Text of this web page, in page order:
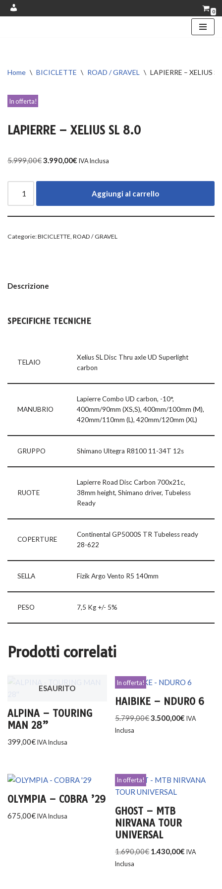
Account 0
Home \ BICICLETTE \ ROAD / GRAVEL \ LAPIERRE – XELIUS
In offerta!
LAPIERRE – XELIUS SL 8.0
5.999,00€3.990,00€ IVA Inclusa
Aggiungi al carrello
Categorie:BICICLETTE, ROAD / GRAVEL
Descrizione
SPECIFICHE TECNICHE
TELAIO
Xelius SL Disc Thru axle UD Superlight
carbon
MANUBRIO
Lapierre Combo UD carbon, -10°,
400mm/90mm (XS,S), 400mm/100mm (M),
420mm/110mm (L), 420mm/120mm (XL)
GRUPPO Shimano Ultegra R8100 11-34T 12s
RUOTE
Lapierre Road Disc Carbon 700x21c,
38mm height, Shimano driver, Tubeless
Ready
COPERTURE
Continental GP5000S TR Tubeless ready
28-622
SELLA Fizik Argo Vento R5 140mm
PESO 7,5 Kg +/- 5%
Prodotti correlati
ESAURITO
ALPINA – TOURING
MAN 28”
399,00€ IVA Inclusa
In offerta!
HAIBIKE – NDURO 6
5.799,00€3.500,00€ IVA
Inclusa
OLYMPIA – COBRA ’29
675,00€ IVA Inclusa
In offerta!
GHOST – MTB
NIRVANA TOUR
UNIVERSAL
1.690,00€ 1.430,00€ IVA
Inclusa